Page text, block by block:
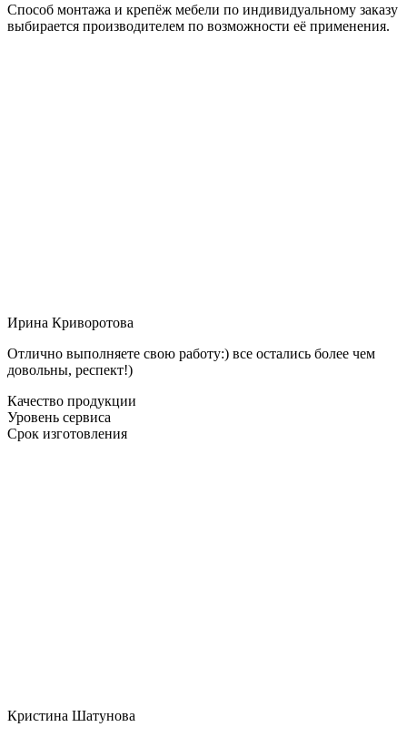
Способ монтажа и крепёж мебели по индивидуальному заказу
выбирается производителем по возможности её применения.
Ирина Криворотова
Отлично выполняете свою работу:) все остались более чем
довольны, респект!)
Качество продукции
Уровень сервиса
Срок изготовления
Кристина Шатунова